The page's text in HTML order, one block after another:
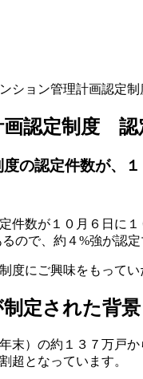
ション管理計画認定
認定制度 認
の認定件数が、
件数が１０月６日に
ので、約４%強が認定
度にご興味をもって
定された背景
末）の約１３７万戸
超となっています。